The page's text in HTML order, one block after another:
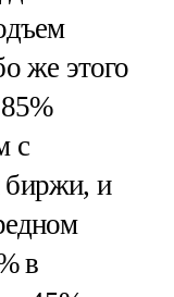
же этого
с
биржи, и
в